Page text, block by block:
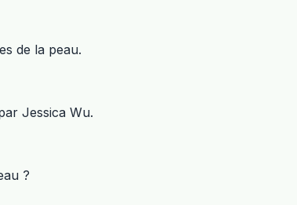
de la peau.
Jessica Wu.
?